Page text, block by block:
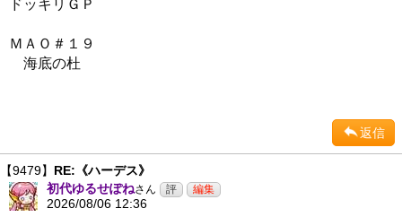
ドッキリＧＰ
ＭＡＯ＃１９
海底の杜
返信
【9479】 RE:《ハーデス》
初代ゆるせぽねさん
2026/08/06 12:36